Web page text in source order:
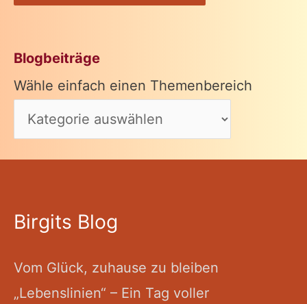
Blogbeiträge
Wähle einfach einen Themenbereich
Birgits Blog
Vom Glück, zuhause zu bleiben
„Lebenslinien“ – Ein Tag voller